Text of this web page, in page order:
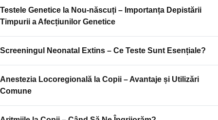
Testele Genetice la Nou-născuți – Importanța Depistării
Timpurii a Afecțiunilor Genetice
Screeningul Neonatal Extins – Ce Teste Sunt Esențiale?
Anestezia Locoregională la Copii – Avantaje și Utilizări
Comune